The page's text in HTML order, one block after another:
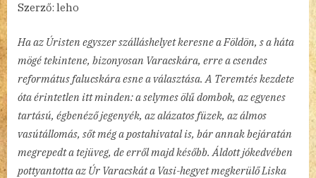
Szerző: leho
Ha az Úristen egyszer szálláshelyet keresne a Földön, s a háta
mögé tekintene, bizonyosan Varacskára, erre a csendes
református falucskára esne a választása. A Teremtés kezdete
óta érintetlen itt minden: a selymes ölű dombok, az egyenes
tartású, égbenéző jegenyék, az alázatos füzek, az álmos
vasútállomás, sőt még a postahivatal is, bár annak bejáratán
megrepedt a tejüveg, de erről majd később. Áldott jókedvében
pottyantotta az Úr Varacskát a Vasi-hegyet megkerülő Liska